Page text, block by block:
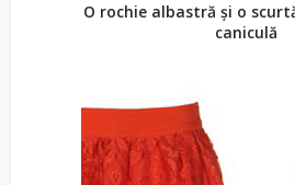
O rochie albastră și o
caniculă